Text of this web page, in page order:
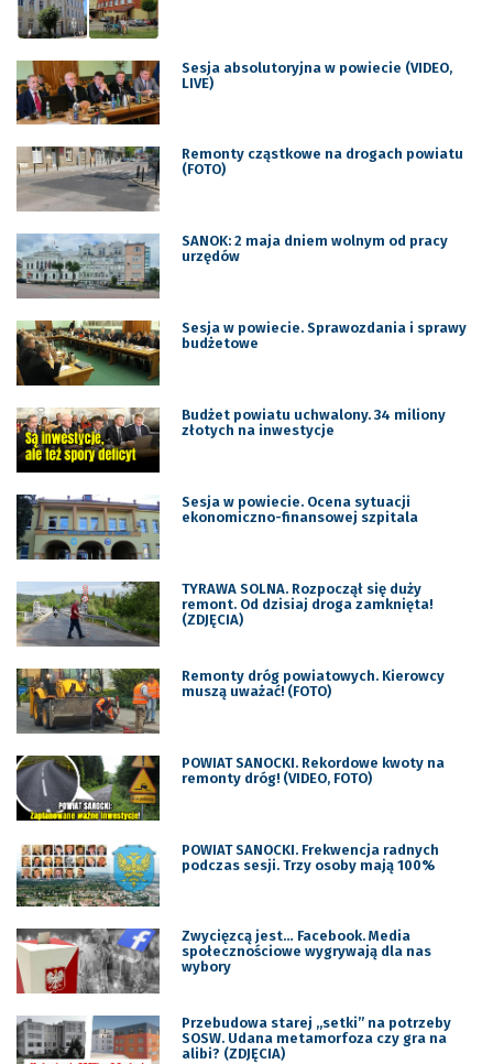
Sesja absolutoryjna w powiecie (VIDEO,
LIVE)
Remonty cząstkowe na drogach powiatu
(FOTO)
SANOK: 2 maja dniem wolnym od pracy
urzędów
Sesja w powiecie. Sprawozdania i sprawy
budżetowe
Budżet powiatu uchwalony. 34 miliony
złotych na inwestycje
Sesja w powiecie. Ocena sytuacji
ekonomiczno-finansowej szpitala
TYRAWA SOLNA. Rozpoczął się duży
remont. Od dzisiaj droga zamknięta!
(ZDJĘCIA)
Remonty dróg powiatowych. Kierowcy
muszą uważać! (FOTO)
POWIAT SANOCKI. Rekordowe kwoty na
remonty dróg! (VIDEO, FOTO)
POWIAT SANOCKI. Frekwencja radnych
podczas sesji. Trzy osoby mają 100%
Zwycięzcą jest… Facebook. Media
społecznościowe wygrywają dla nas
wybory
Przebudowa starej „setki” na potrzeby
SOSW. Udana metamorfoza czy gra na
alibi? (ZDJĘCIA)